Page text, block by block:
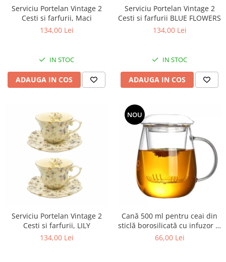
Serviciu Portelan Vintage 2
Cesti si farfurii, Maci
134,00 Lei
IN STOC
ADAUGA IN COS
Serviciu Portelan Vintage 2
Cesti si farfurii BLUE FLOWERS
134,00 Lei
IN STOC
ADAUGA IN COS
Serviciu Portelan Vintage 2
Cesti si farfurii, LILY
134,00 Lei
NOU
Cană 500 ml pentru ceai din
sticlă borosilicată cu infuzor și
capac
66,00 Lei